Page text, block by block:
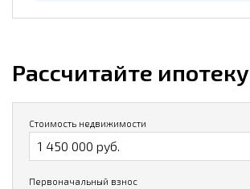
Рассчитайте ипотеку
Стоимость недвижимости
Первоначальный взнос